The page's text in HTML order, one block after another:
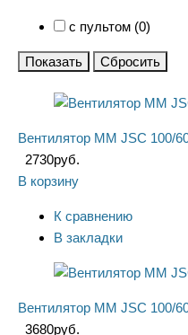
с пультом (0)
Показать Сбросить
Вентилятор ММ JSC 100/
2730руб.
В корзину
К сравнению
В закладки
Вентилятор ММ JSC 100/
3680руб.